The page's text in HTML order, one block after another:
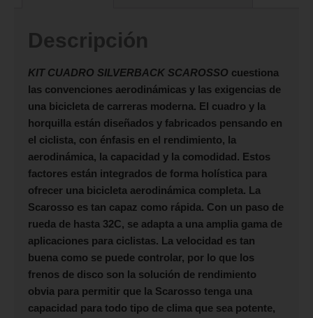
Descripción
KIT CUADRO SILVERBACK SCAROSSO cuestiona
las convenciones aerodinámicas y las exigencias de
una bicicleta de carreras moderna. El cuadro y la
horquilla están diseñados y fabricados pensando en
el ciclista, con énfasis en el rendimiento, la
aerodinámica, la capacidad y la comodidad. Estos
factores están integrados de forma holística para
ofrecer una bicicleta aerodinámica completa. La
Scarosso es tan capaz como rápida. Con un paso de
rueda de hasta 32C, se adapta a una amplia gama de
aplicaciones para ciclistas. La velocidad es tan
buena como se puede controlar, por lo que los
frenos de disco son la solución de rendimiento
obvia para permitir que la Scarosso tenga una
capacidad para todo tipo de clima que sea potente,